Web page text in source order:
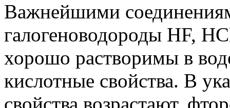
Важнейшими
галогеноводороды HF,
хорошо растворимы в
кислотные свойства. В